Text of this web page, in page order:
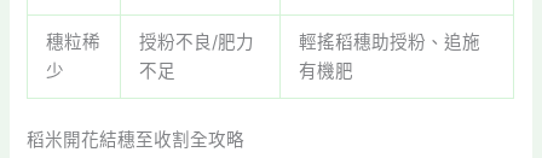
穗粒稀
少
授粉不良/肥力
不足
輕搖稻穗助授粉、追施
有機肥
稻米開花結穗至收割全攻略